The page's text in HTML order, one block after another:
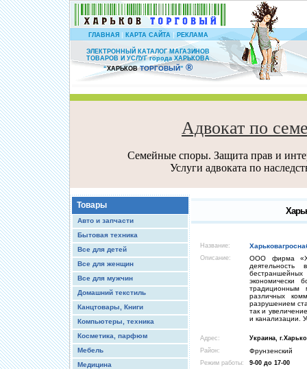
ГЛАВНАЯ| КАРТА САЙТА | РЕКЛАМА
ЭЛЕКТРОННЫЙ КАТАЛОГ МАГАЗИНОВ
ТОВАРОВ И УСЛУГ города ХАРЬКОВА
“ХАРЬКОВ ТОРГОВЫЙ” ®
Адвокат по
Семейные споры. Защита прав и
Услуги адвоката по
Товары
Авто и запчасти
Бытовая техника
Все для детей
Все для женщин
Все для мужчин
Домашний текстиль
Канцтовары, Книги
Компьютеры, техника
Косметика, парфюм
Мебель
Медицина
Название:
Описание:
ООО фирма
традиционным
различных
разрушением
так и
и канализации.
Адрес:
Украина,
Район:
Фрунзенский
Режим работы:
9-00 до 17-00